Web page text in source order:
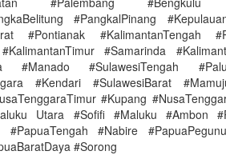
#PangkalPinang
#Pontianak #KalimantanTengah
#Samarinda
#Manado #SulawesiTengah
#Kendari #SulawesiBarat
#Kupang
Utara #Sofifi #Maluku #Ambon
#PapuaTengah #Nabire
#Sorong